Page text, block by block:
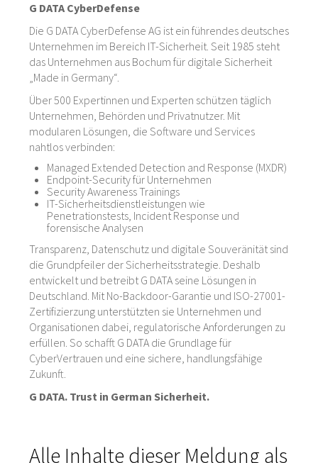
G DATA CyberDefense
Die G DATA CyberDefense AG ist ein führendes deutsches
Unternehmen im Bereich IT-Sicherheit. Seit 1985 steht
das Unternehmen aus Bochum für digitale Sicherheit
„Made in Germany“.
Über 500 Expertinnen und Experten schützen täglich
Unternehmen, Behörden und Privatnutzer. Mit
modularen Lösungen, die Software und Services
nahtlos verbinden:
Managed Extended Detection and Response (MXDR)
Endpoint-Security für Unternehmen
Security Awareness Trainings
IT-Sicherheitsdienstleistungen wie
Penetrationstests, Incident Response und
forensische Analysen
Transparenz, Datenschutz und digitale Souveränität sind
die Grundpfeiler der Sicherheitsstrategie. Deshalb
entwickelt und betreibt G DATA seine Lösungen in
Deutschland. Mit No-Backdoor-Garantie und ISO-27001-
Zertifizierzung unterstützten sie Unternehmen und
Organisationen dabei, regulatorische Anforderungen zu
erfüllen. So schafft G DATA die Grundlage für
CyberVertrauen und eine sichere, handlungsfähige
Zukunft.
G DATA. Trust in German Sicherheit.
Alle Inhalte dieser Meldung als